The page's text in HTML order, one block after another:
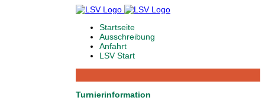
Startseite
Ausschreibung
Anfahrt
LSV Start
Turnierinformation